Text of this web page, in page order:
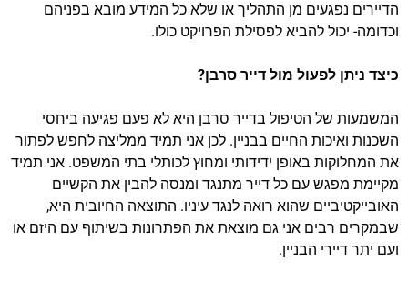
הדיירים נפגעים מן התהליך או שלא כל המידע מובא בפניהם
וכדומה- יכול להביא לפסילת הפרויקט כולו.
כיצד ניתן לפעול מול דייר סרבן?
המשמעות של הטיפול בדייר סרבן היא לא פעם פגיעה ביחסי
השכנות ואיכות החיים בבניין. לכן אני תמיד ממליצה לחפש לפתור
את המחלוקות באופן ידידותי ומחוץ לכותלי בתי המשפט. אני תמיד
מקיימת מפגש עם כל דייר מתנגד ומנסה להבין את הקשיים
האובייקטיביים שהוא רואה לנגד עיניו. התוצאה החיובית היא,
שבמקרים רבים אני גם מוצאת את הפתרונות בשיתוף עם היזם או
ועם יתר דיירי הבניין.